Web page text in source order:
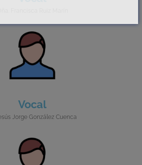
Vocal
Jorge González Cuenca